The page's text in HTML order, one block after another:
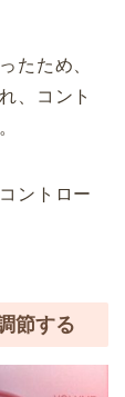
たため、
、コント
ントロー
節する